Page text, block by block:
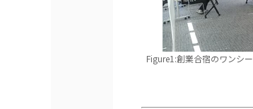
Figure1:創業合宿のワンシ